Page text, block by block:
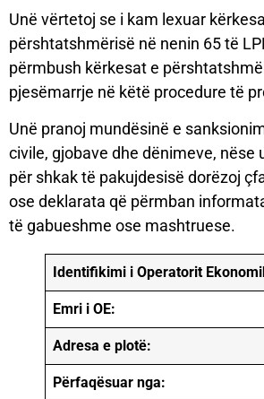
Unë vërtetoj se i kam lexuar
përshtatshmërisë në nenin 65 të
përmbush kërkesat e
pjesëmarrje në këtë procedure të
Unë pranoj mundësinë e
civile, gjobave dhe dënimeve, nëse
për shkak të pakujdesisë dorëzoj
ose deklarata që përmban
të gabueshme ose mashtruese.
Identifikimi i Operatorit
Emri i OE:
Adresa e plotë:
Përfaqësuar nga: